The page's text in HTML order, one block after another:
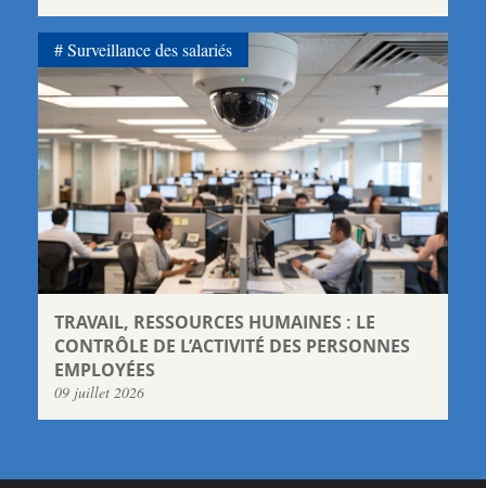
TRAVAIL, RESSOURCES HUMAINES : LE
CONTRÔLE DE L’ACTIVITÉ DES PERSONNES
EMPLOYÉES
09 juillet 2026
Surveillance des salariés